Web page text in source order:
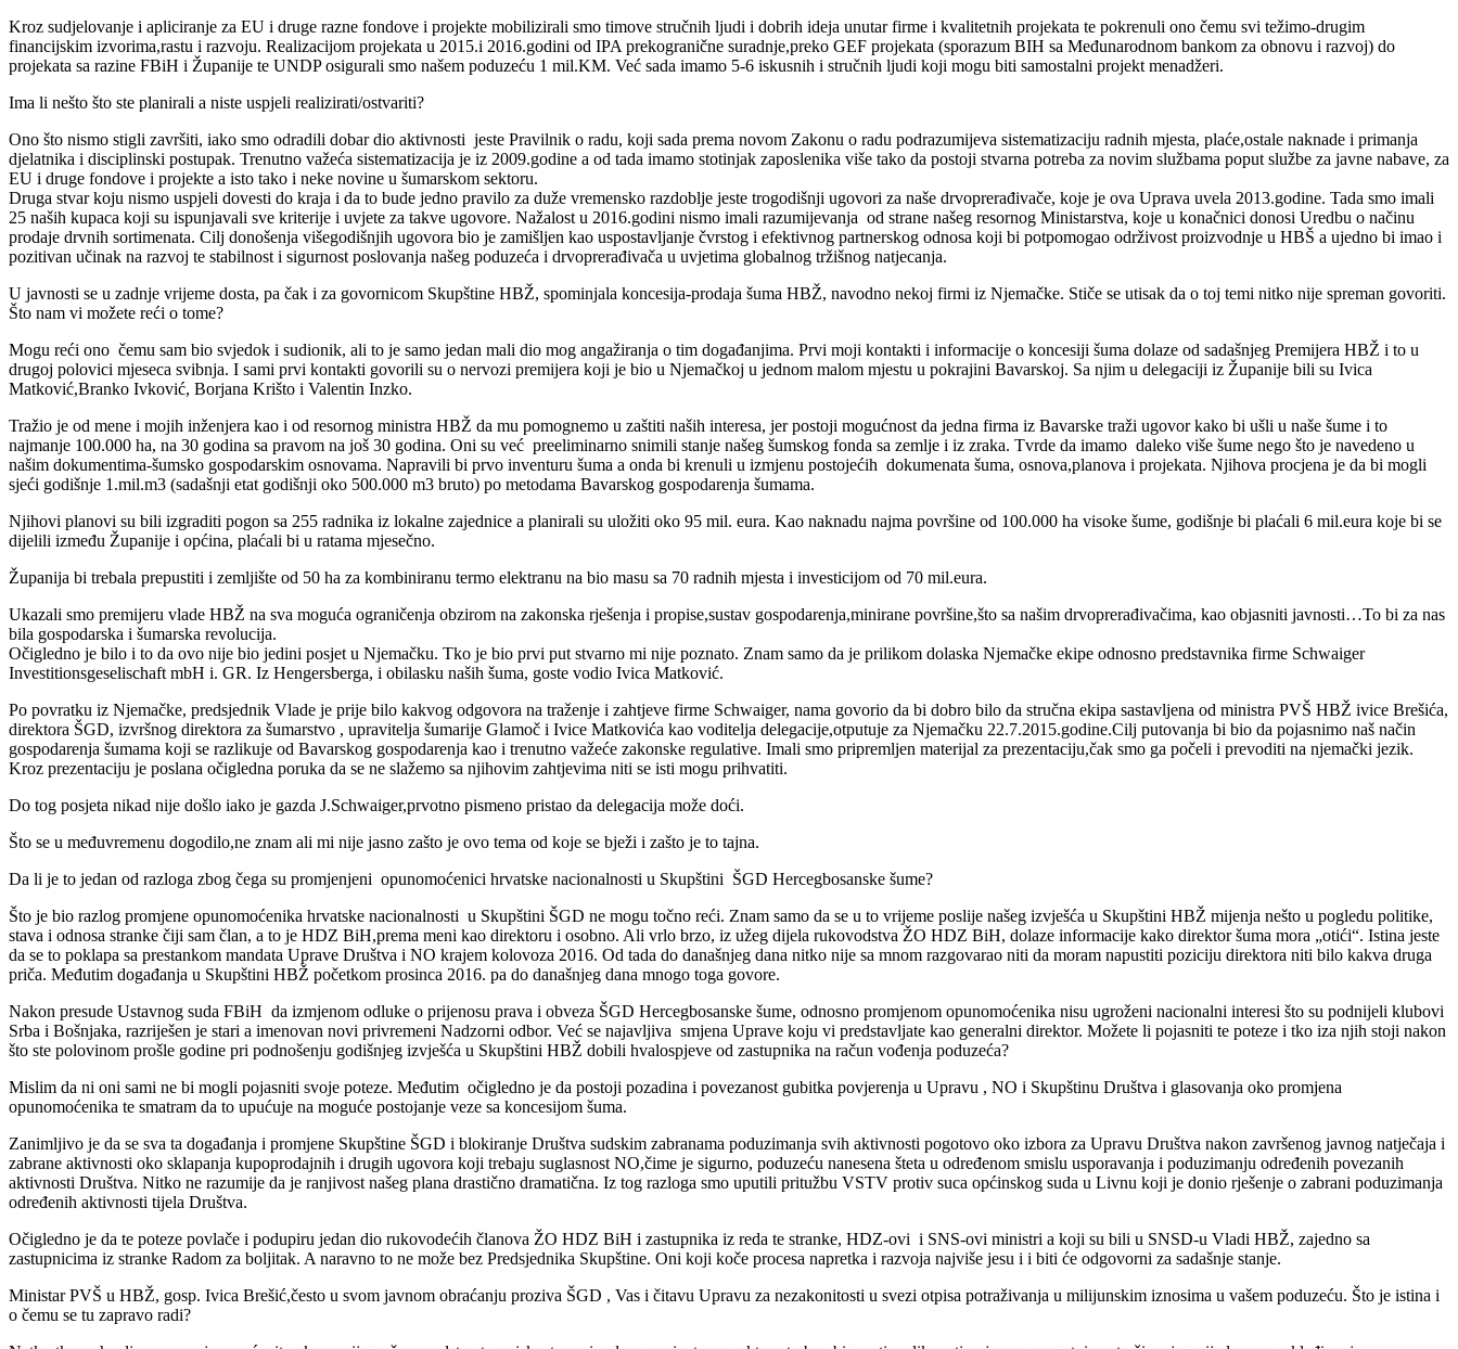
Kroz sudjelovanje i apliciranje za EU i druge razne fondove i projekte mobilizirali smo timove stručnih ljudi i dobrih ideja unutar firme i kvalitetnih projekata te pokrenuli ono čemu svi težimo-drugim
financijskim izvorima,rastu i razvoju. Realizacijom projekata u 2015.i 2016.godini od IPA prekogranične suradnje,preko GEF projekata (sporazum BIH sa Međunarodnom bankom za obnovu i razvoj) do
projekata sa razine FBiH i Županije te UNDP osigurali smo našem poduzeću 1 mil.KM. Već sada imamo 5-6 iskusnih i stručnih ljudi koji mogu biti samostalni projekt menadžeri.
Ima li nešto što ste planirali a niste uspjeli realizirati/ostvariti?
Ono što nismo stigli završiti, iako smo odradili dobar dio aktivnosti jeste Pravilnik o radu, koji sada prema novom Zakonu o radu podrazumijeva sistematizaciju radnih mjesta, plaće,ostale naknade i primanja
djelatnika i disciplinski postupak. Trenutno važeća sistematizacija je iz 2009.godine a od tada imamo stotinjak zaposlenika više tako da postoji stvarna potreba za novim službama poput službe za javne nabave, za
EU i druge fondove i projekte a isto tako i neke novine u šumarskom sektoru.
Druga stvar koju nismo uspjeli dovesti do kraja i da to bude jedno pravilo za duže vremensko razdoblje jeste trogodišnji ugovori za naše drvoprerađivače, koje je ova Uprava uvela 2013.godine. Tada smo imali
25 naših kupaca koji su ispunjavali sve kriterije i uvjete za takve ugovore. Nažalost u 2016.godini nismo imali razumijevanja od strane našeg resornog Ministarstva, koje u konačnici donosi Uredbu o načinu
prodaje drvnih sortimenata. Cilj donošenja višegodišnjih ugovora bio je zamišljen kao uspostavljanje čvrstog i efektivnog partnerskog odnosa koji bi potpomogao održivost proizvodnje u HBŠ a ujedno bi imao i
pozitivan učinak na razvoj te stabilnost i sigurnost poslovanja našeg poduzeća i drvoprerađivača u uvjetima globalnog tržišnog natjecanja.
U javnosti se u zadnje vrijeme dosta, pa čak i za govornicom Skupštine HBŽ, spominjala koncesija-prodaja šuma HBŽ, navodno nekoj firmi iz Njemačke. Stiče se utisak da o toj temi nitko nije spreman govoriti.
Što nam vi možete reći o tome?
Mogu reći ono čemu sam bio svjedok i sudionik, ali to je samo jedan mali dio mog angažiranja o tim događanjima. Prvi moji kontakti i informacije o koncesiji šuma dolaze od sadašnjeg Premijera HBŽ i to u
drugoj polovici mjeseca svibnja. I sami prvi kontakti govorili su o nervozi premijera koji je bio u Njemačkoj u jednom malom mjestu u pokrajini Bavarskoj. Sa njim u delegaciji iz Županije bili su Ivica
Matković,Branko Ivković, Borjana Krišto i Valentin Inzko.
Tražio je od mene i mojih inženjera kao i od resornog ministra HBŽ da mu pomognemo u zaštiti naših interesa, jer postoji mogućnost da jedna firma iz Bavarske traži ugovor kako bi ušli u naše šume i to
najmanje 100.000 ha, na 30 godina sa pravom na još 30 godina. Oni su već preeliminarno snimili stanje našeg šumskog fonda sa zemlje i iz zraka. Tvrde da imamo daleko više šume nego što je navedeno u
našim dokumentima-šumsko gospodarskim osnovama. Napravili bi prvo inventuru šuma a onda bi krenuli u izmjenu postojećih dokumenata šuma, osnova,planova i projekata. Njihova procjena je da bi mogli
sjeći godišnje 1.mil.m3 (sadašnji etat godišnji oko 500.000 m3 bruto) po metodama Bavarskog gospodarenja šumama.
Njihovi planovi su bili izgraditi pogon sa 255 radnika iz lokalne zajednice a planirali su uložiti oko 95 mil. eura. Kao naknadu najma površine od 100.000 ha visoke šume, godišnje bi plaćali 6 mil.eura koje bi se
dijelili između Županije i općina, plaćali bi u ratama mjesečno.
Županija bi trebala prepustiti i zemljište od 50 ha za kombiniranu termo elektranu na bio masu sa 70 radnih mjesta i investicijom od 70 mil.eura.
Ukazali smo premijeru vlade HBŽ na sva moguća ograničenja obzirom na zakonska rješenja i propise,sustav gospodarenja,minirane površine,što sa našim drvoprerađivačima, kao objasniti javnosti…To bi za nas
bila gospodarska i šumarska revolucija.
Očigledno je bilo i to da ovo nije bio jedini posjet u Njemačku. Tko je bio prvi put stvarno mi nije poznato. Znam samo da je prilikom dolaska Njemačke ekipe odnosno predstavnika firme Schwaiger
Investitionsgeselischaft mbH i. GR. Iz Hengersberga, i obilasku naših šuma, goste vodio Ivica Matković.
Po povratku iz Njemačke, predsjednik Vlade je prije bilo kakvog odgovora na traženje i zahtjeve firme Schwaiger, nama govorio da bi dobro bilo da stručna ekipa sastavljena od ministra PVŠ HBŽ ivice Brešića,
direktora ŠGD, izvršnog direktora za šumarstvo , upravitelja šumarije Glamoč i Ivice Matkovića kao voditelja delegacije,otputuje za Njemačku 22.7.2015.godine.Cilj putovanja bi bio da pojasnimo naš način
gospodarenja šumama koji se razlikuje od Bavarskog gospodarenja kao i trenutno važeće zakonske regulative. Imali smo pripremljen materijal za prezentaciju,čak smo ga počeli i prevoditi na njemački jezik.
Kroz prezentaciju je poslana očigledna poruka da se ne slažemo sa njihovim zahtjevima niti se isti mogu prihvatiti.
Do tog posjeta nikad nije došlo iako je gazda J.Schwaiger,prvotno pismeno pristao da delegacija može doći.
Što se u međuvremenu dogodilo,ne znam ali mi nije jasno zašto je ovo tema od koje se bježi i zašto je to tajna.
Da li je to jedan od razloga zbog čega su promjenjeni opunomoćenici hrvatske nacionalnosti u Skupštini ŠGD Hercegbosanske šume?
Što je bio razlog promjene opunomoćenika hrvatske nacionalnosti u Skupštini ŠGD ne mogu točno reći. Znam samo da se u to vrijeme poslije našeg izvješća u Skupštini HBŽ mijenja nešto u pogledu politike,
stava i odnosa stranke čiji sam član, a to je HDZ BiH,prema meni kao direktoru i osobno. Ali vrlo brzo, iz užeg dijela rukovodstva ŽO HDZ BiH, dolaze informacije kako direktor šuma mora „otići“. Istina jeste
da se to poklapa sa prestankom mandata Uprave Društva i NO krajem kolovoza 2016. Od tada do današnjeg dana nitko nije sa mnom razgovarao niti da moram napustiti poziciju direktora niti bilo kakva druga
priča. Međutim događanja u Skupštini HBŽ početkom prosinca 2016. pa do današnjeg dana mnogo toga govore.
Nakon presude Ustavnog suda FBiH da izmjenom odluke o prijenosu prava i obveza ŠGD Hercegbosanske šume, odnosno promjenom opunomoćenika nisu ugroženi nacionalni interesi što su podnijeli klubovi
Srba i Bošnjaka, razriješen je stari a imenovan novi privremeni Nadzorni odbor. Već se najavljiva smjena Uprave koju vi predstavljate kao generalni direktor. Možete li pojasniti te poteze i tko iza njih stoji nakon
što ste polovinom prošle godine pri podnošenju godišnjeg izvješća u Skupštini HBŽ dobili hvalospjeve od zastupnika na račun vođenja poduzeća?
Mislim da ni oni sami ne bi mogli pojasniti svoje poteze. Međutim očigledno je da postoji pozadina i povezanost gubitka povjerenja u Upravu , NO i Skupštinu Društva i glasovanja oko promjena
opunomoćenika te smatram da to upućuje na moguće postojanje veze sa koncesijom šuma.
Zanimljivo je da se sva ta događanja i promjene Skupštine ŠGD i blokiranje Društva sudskim zabranama poduzimanja svih aktivnosti pogotovo oko izbora za Upravu Društva nakon završenog javnog natječaja i
zabrane aktivnosti oko sklapanja kupoprodajnih i drugih ugovora koji trebaju suglasnost NO,čime je sigurno, poduzeću nanesena šteta u određenom smislu usporavanja i poduzimanju određenih povezanih
aktivnosti Društva. Nitko ne razumije da je ranjivost našeg plana drastično dramatična. Iz tog razloga smo uputili pritužbu VSTV protiv suca općinskog suda u Livnu koji je donio rješenje o zabrani poduzimanja
određenih aktivnosti tijela Društva.
Očigledno je da te poteze povlače i podupiru jedan dio rukovodećih članova ŽO HDZ BiH i zastupnika iz reda te stranke, HDZ-ovi i SNS-ovi ministri a koji su bili u SNSD-u Vladi HBŽ, zajedno sa
zastupnicima iz stranke Radom za boljitak. A naravno to ne može bez Predsjednika Skupštine. Oni koji koče procesa napretka i razvoja najviše jesu i i biti će odgovorni za sadašnje stanje.
Ministar PVŠ u HBŽ, gosp. Ivica Brešić,često u svom javnom obraćanju proziva ŠGD , Vas i čitavu Upravu za nezakonitosti u svezi otpisa potraživanja u milijunskim iznosima u vašem poduzeću. Što je istina i
o čemu se tu zapravo radi?